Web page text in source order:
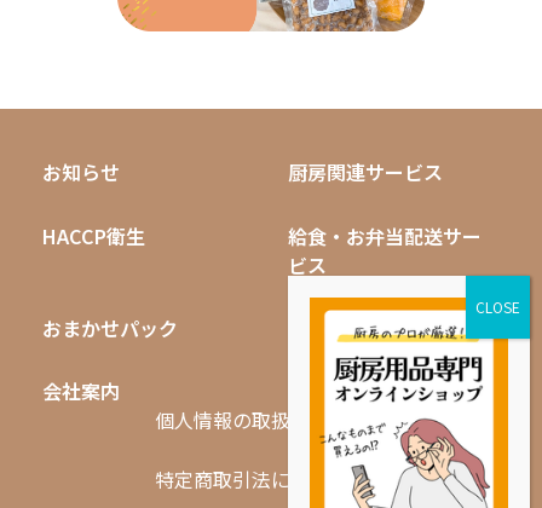
お知らせ 厨房関連サービス
HACCP衛生
給食・お弁当配送サー
ビス
おまかせパック 無料キャンペーン
会社案内
採用情報
個人情報の取扱いについて
特定商取引法に基づく表記